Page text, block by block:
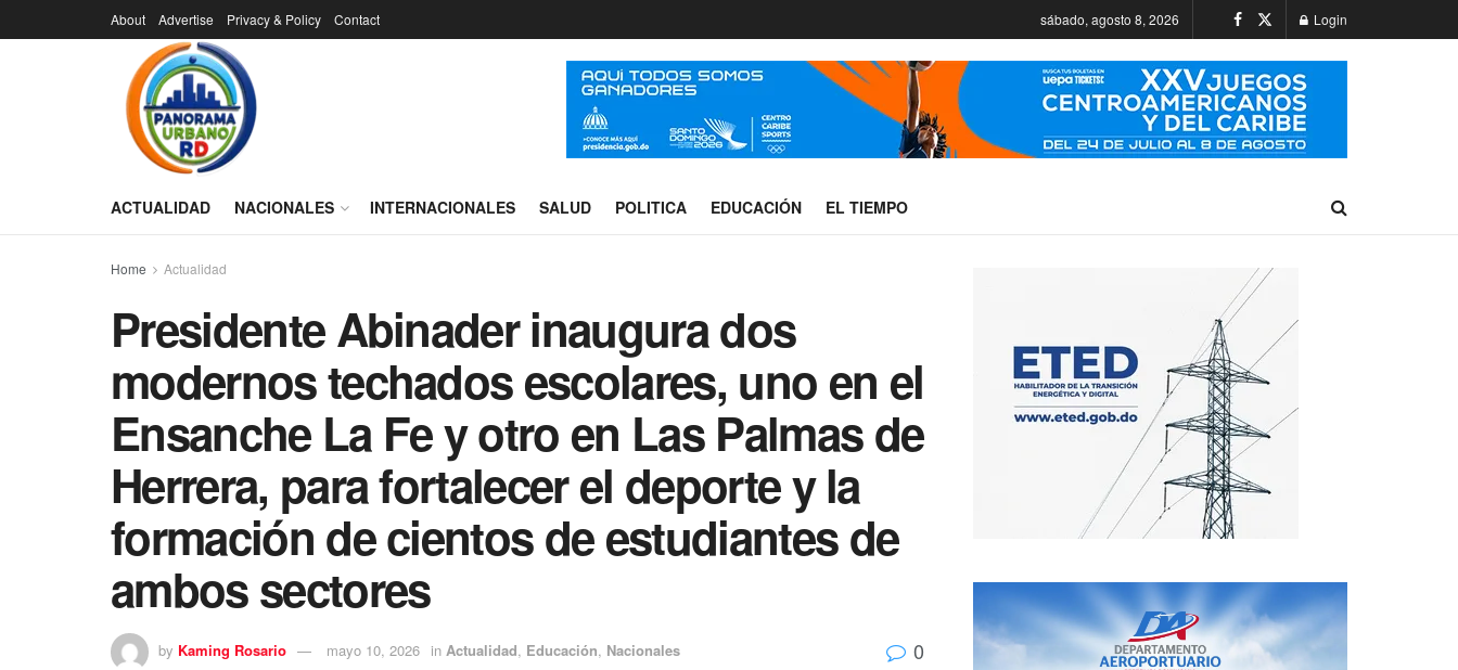
About Advertise Privacy & Policy Contact sábado, agosto 8, 2026 Login
ACTUALIDAD NACIONALES INTERNACIONALES SALUD POLITICA EDUCACIÓN EL TIEMPO
Home Actualidad
Presidente Abinader inaugura dos
modernos techados escolares, uno en el
Ensanche La Fe y otro en Las Palmas de
Herrera, para fortalecer el deporte y la
formación de cientos de estudiantes de
ambos sectores
by Kaming Rosario mayo 10, 2026 in Actualidad, Educación, Nacionales 0